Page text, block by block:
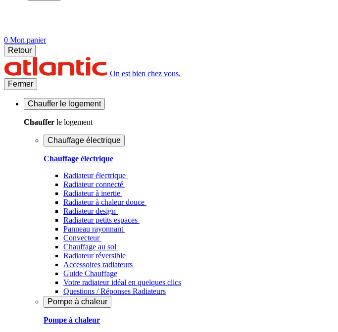
0 Mon panier
Retour
On est bien chez vous.
Fermer
Chauffer le logement
Chauffer le logement
Chauffage électrique
Chauffage électrique
Radiateur électrique
Radiateur connecté
Radiateur à inertie
Radiateur à chaleur douce
Radiateur design
Radiateur petits espaces
Panneau rayonnant
Convecteur
Chauffage au sol
Radiateur réversible
Accessoires radiateurs
Guide Chauffage
Votre radiateur idéal en quelques clics
Questions / Réponses Radiateurs
Pompe à chaleur
Pompe à chaleur